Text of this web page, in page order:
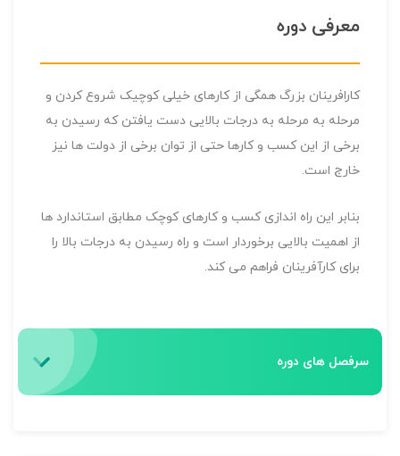
معرفی دوره
کارافرینان بزرگ همگی از کارهای خیلی کوچیک شروع کردن و
مرحله به مرحله به درجات بالایی دست یافتن که رسیدن به
برخی از این کسب و کارها حتی از توان برخی از دولت ها نیز
خارج است.
بنابر این راه اندازی کسب و کارهای کوچک مطابق استاندارد ها
از اهمیت بالایی برخوردار است و راه رسیدن به درجات بالا را
برای کارآفرینان فراهم می کند.
سرفصل های دوره